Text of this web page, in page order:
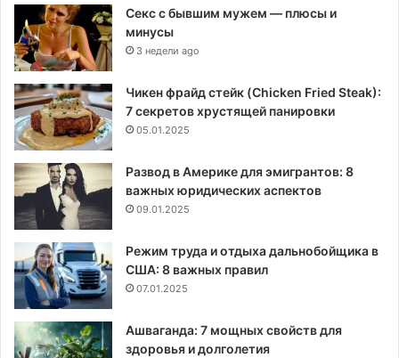
Секс с бывшим мужем — плюсы и
минусы
3 недели ago
Чикен фрайд стейк (Chicken Fried Steak):
7 секретов хрустящей панировки
05.01.2025
Развод в Америке для эмигрантов: 8
важных юридических аспектов
09.01.2025
Режим труда и отдыха дальнобойщика в
США: 8 важных правил
07.01.2025
Ашваганда: 7 мощных свойств для
здоровья и долголетия